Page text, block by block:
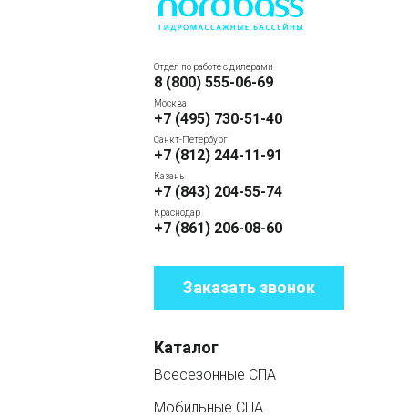
Отдел по работе с дилерами
8 (800) 555-06-69
Москва
+7 (495) 730-51-40
Санкт-Петербург
+7 (812) 244-11-91
Казань
+7 (843) 204-55-74
Краснодар
+7 (861) 206-08-60
Заказать звонок
Каталог
Всесезонные СПА
Мобильные СПА